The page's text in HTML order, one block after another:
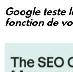
Google teste
fonction de